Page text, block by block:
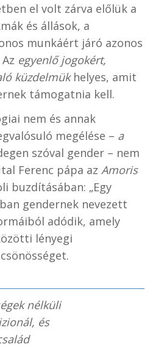
el volt zárva előlük a
és állások, a
munkáért járó azonos
egyenlő jogokért,
küzdelmükhelyes, amit
támogatnia kell.
nem és annak
megélése – a
szóval gender – nem
Ferenc pápa az Amoris
buzdításában: „Egy
gendernek nevezett
adódik, amely
lényegi
nélküli
és